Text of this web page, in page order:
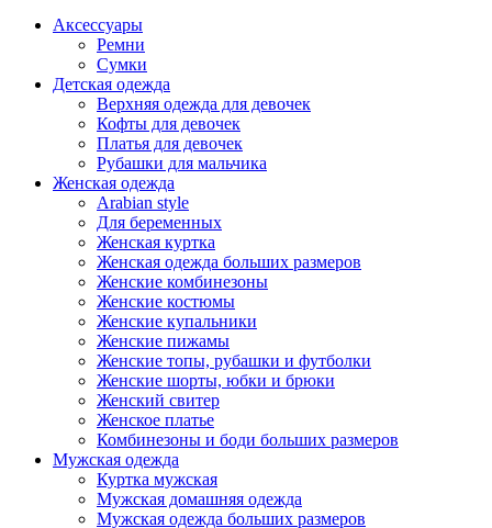
Аксессуары
Ремни
Сумки
Детская одежда
Верхняя одежда для девочек
Кофты для девочек
Платья для девочек
Рубашки для мальчика
Женская одежда
Arabian style
Для беременных
Женская куртка
Женская одежда больших размеров
Женские комбинезоны
Женские костюмы
Женские купальники
Женские пижамы
Женские топы, рубашки и футболки
Женские шорты, юбки и брюки
Женский свитер
Женское платье
Комбинезоны и боди больших размеров
Мужская одежда
Куртка мужская
Мужская домашняя одежда
Мужская одежда больших размеров